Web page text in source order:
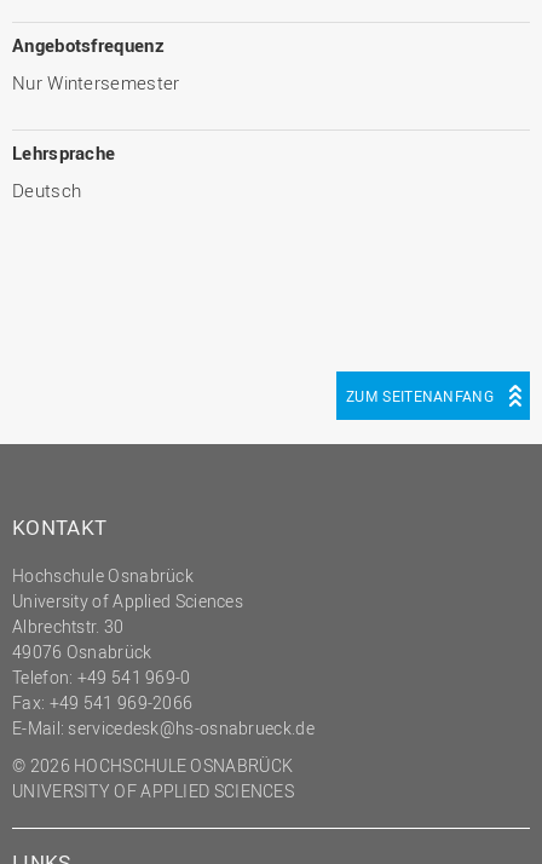
Angebotsfrequenz
Nur Wintersemester
Lehrsprache
Deutsch
ZUM SEITENANFANG
KONTAKT
Hochschule Osnabrück
University of Applied Sciences
Albrechtstr. 30
49076 Osnabrück
Telefon: +49 541 969-0
Fax: +49 541 969-2066
E-Mail: servicedesk@hs-osnabrueck.de
© 2026 HOCHSCHULE OSNABRÜCK
UNIVERSITY OF APPLIED SCIENCES